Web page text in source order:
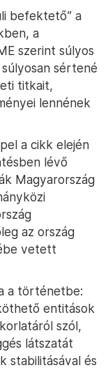
befektető” a
a
szerint súlyos
sértené
titkait,
lennének
a cikk elején
lévő
Magyarország
az ország
vetett
a történetbe:
entitások
szól,
látszatát
stabilitásával és